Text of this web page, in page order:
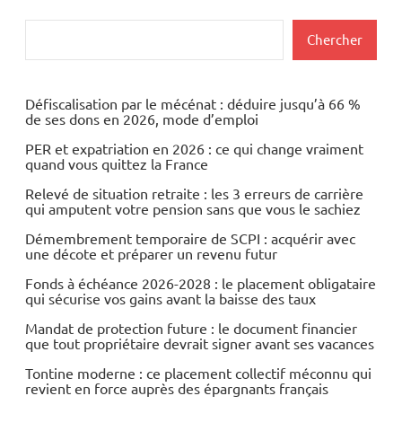
Chercher
Défiscalisation par le mécénat : déduire jusqu’à 66 %
de ses dons en 2026, mode d’emploi
PER et expatriation en 2026 : ce qui change vraiment
quand vous quittez la France
Relevé de situation retraite : les 3 erreurs de carrière
qui amputent votre pension sans que vous le sachiez
Démembrement temporaire de SCPI : acquérir avec
une décote et préparer un revenu futur
Fonds à échéance 2026-2028 : le placement obligataire
qui sécurise vos gains avant la baisse des taux
Mandat de protection future : le document financier
que tout propriétaire devrait signer avant ses vacances
Tontine moderne : ce placement collectif méconnu qui
revient en force auprès des épargnants français